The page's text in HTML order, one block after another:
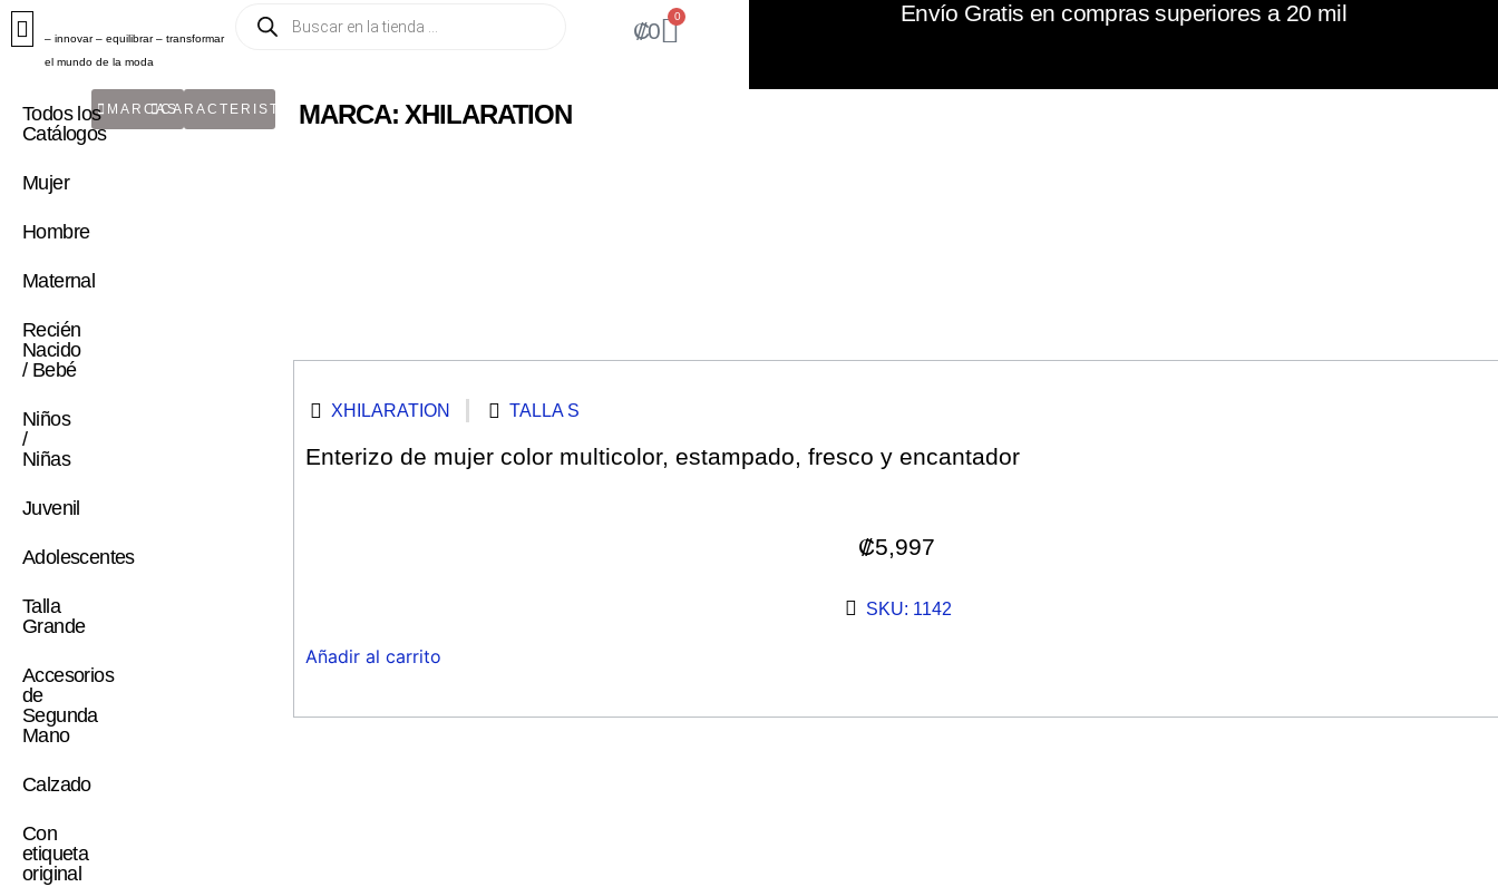
– innovar – equilibrar – transformar
el mundo de la moda
₡0
0 Envío Gratis en compras superiores a 20 mil
Todos los
Catálogos
Mujer
Hombre
Maternal
Recién
Nacido
/ Bebé
Niños
/
Niñas
Juvenil
Adolescentes
Talla
Grande
Accesorios
de
Segunda
Mano
Calzado
Con
etiqueta
original
MARCASCARACTERISTICAMARCA: XHILARATION
XHILARATION TALLA S
Enterizo de mujer color multicolor, estampado, fresco y encantador
₡5,997
SKU: 1142
Añadir al carrito